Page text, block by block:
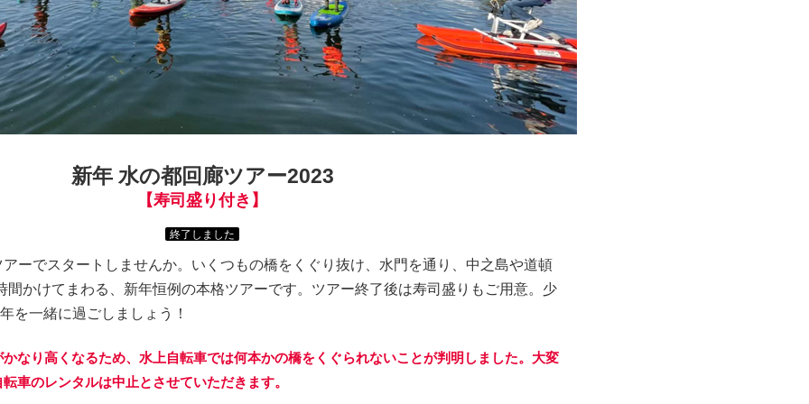
新年 水の都回廊ツアー2023
【寿司盛り付き】
終了しました
ーでスタートしませんか。いくつもの橋をくぐり抜け、水門を通り、中之島や道頓
間かけてまわる、新年恒例の本格ツアーです。ツアー終了後は寿司盛りもご用意。少
を一緒に過ごしましょう！
なり高くなるため、水上自転車では何本かの橋をくぐられないことが判明しました。大変
車のレンタルは中止とさせていただきます。